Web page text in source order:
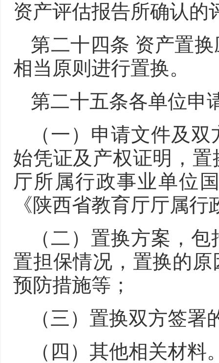
资产评估报告所确认的
第二十四条 资产置
相当原则进行置换。
第二十五条各单位申
（一）申请文件及
始凭证及产权证明，
厅所属行政事业单位
《陕西省教育厅厅属
（二）置换方案，
置担保情况，置换的
预防措施等；
（三）置换双方签署
（四）其他相关材料